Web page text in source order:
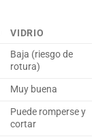
VIDRIO
Baja (riesgo de
rotura)
Muy buena
Puede romperse y
cortar